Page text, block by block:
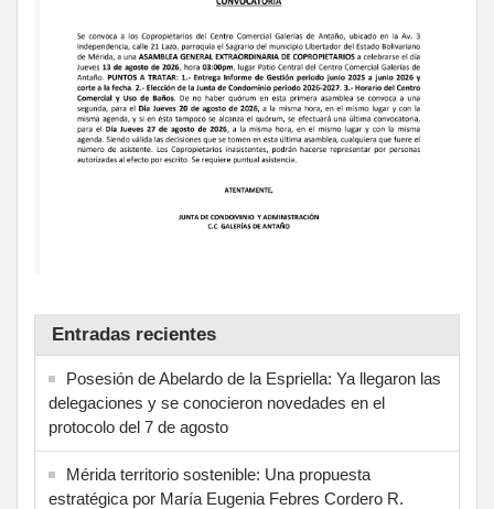
Entradas recientes
Posesión de Abelardo de la Espriella: Ya llegaron las
delegaciones y se conocieron novedades en el
protocolo del 7 de agosto
Mérida territorio sostenible: Una propuesta
estratégica por María Eugenia Febres Cordero R.